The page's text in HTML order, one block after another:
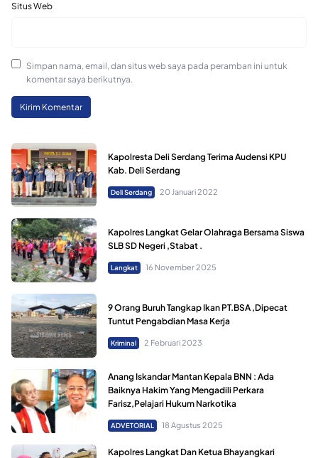
Situs Web
Simpan nama, email, dan situs web saya pada peramban ini untuk
komentar saya berikutnya.
Kapolresta Deli Serdang Terima Audensi KPU
Kab. Deli Serdang
Deli Serdang 20 Januari 2022
Kapolres Langkat Gelar Olahraga Bersama Siswa
SLB SD Negeri ,Stabat .
Langkat 16 November 2025
9 Orang Buruh Tangkap Ikan PT.BSA ,Dipecat
Tuntut Pengabdian Masa Kerja
Kriminal 2 Februari 2023
Anang Iskandar Mantan Kepala BNN : Ada
Baiknya Hakim Yang Mengadili Perkara
Farisz,Pelajari Hukum Narkotika
ADVETORIAL 18 Agustus 2025
Kapolres Langkat Dan Ketua Bhayangkari